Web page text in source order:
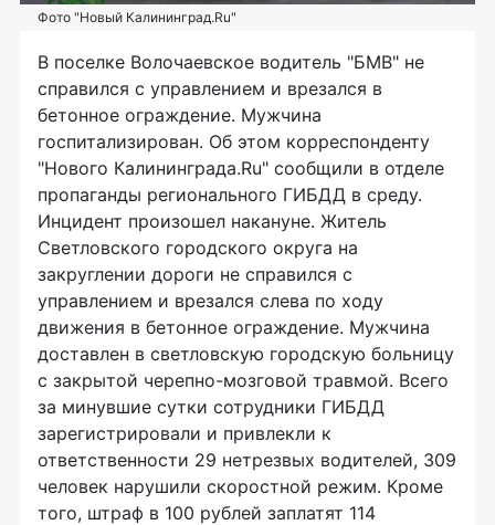
Фото "Новый Калининград.Ru"
В поселке Волочаевское водитель "БМВ" не
справился с управлением и врезался в
бетонное ограждение. Мужчина
госпитализирован. Об этом корреспонденту
"Нового Калининграда.Ru" сообщили в отделе
пропаганды регионального ГИБДД в среду.
Инцидент произошел накануне. Житель
Светловского городского округа на
закруглении дороги не справился с
управлением и врезался слева по ходу
движения в бетонное ограждение. Мужчина
доставлен в светловскую городскую больницу
с закрытой черепно-мозговой травмой. Всего
за минувшие сутки сотрудники ГИБДД
зарегистрировали и привлекли к
ответственности 29 нетрезвых водителей, 309
человек нарушили скоростной режим. Кроме
того, штраф в 100 рублей заплатят 114